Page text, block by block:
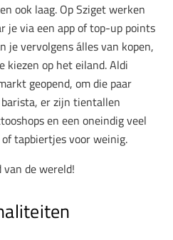
ook laag. Op Sziget werken
je via een app of top-up points
je vervolgens álles van kopen,
kiezen op het eiland. Aldi
geopend, om die paar
er zijn tientallen
en een oneindig veel
tapbiertjes voor weinig.
de wereld!